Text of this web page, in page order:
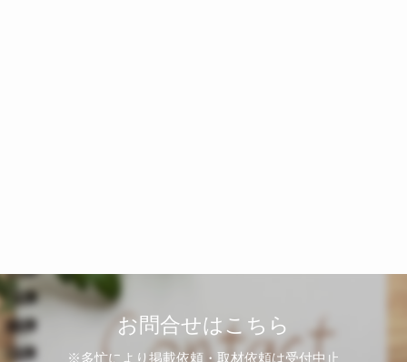
お問合せはこちら
※多忙により掲載依頼・取材依頼は受付中止